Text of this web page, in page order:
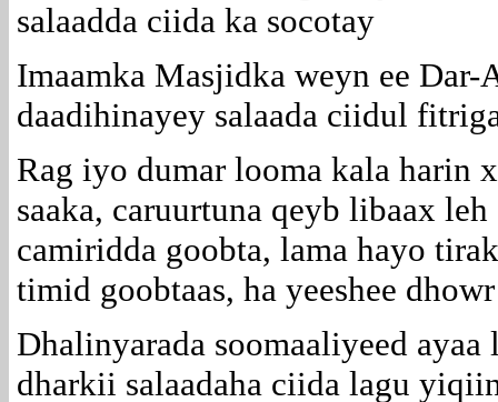
salaadda ciida ka socotay
Imaamka Masjidka weyn ee
daadihinayey salaada ciidul
Rag iyo dumar looma kala harin
saaka, caruurtuna qeyb libaax leh
camiridda goobta, lama hayo
timid goobtaas, ha yeeshee
Dhalinyarada soomaaliyeed
dharkii salaadaha ciida lagu